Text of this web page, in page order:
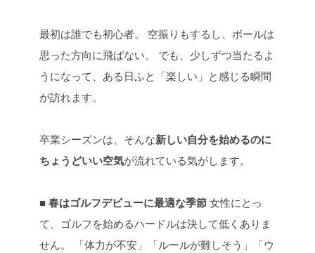
最初は誰でも初心者。
空振りもするし、ボールは
思った方向に飛ばない。
でも、少しずつ当たるよ
うになって、ある日ふと「楽しい」と感じる瞬間
が訪れます。
卒業シーズンは、そんな新しい自分を始めるのに
ちょうどいい空気が流れている気がします。
■ 春はゴルフデビューに最適な季節女性にとっ
て、ゴルフを始めるハードルは決して低くありま
せん。
「体力が不安」「ルールが難しそう」「ウ